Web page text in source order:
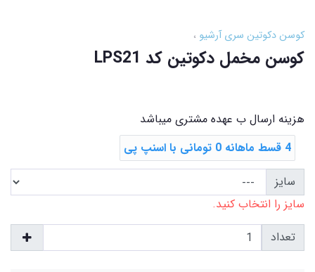
کوسن دکوتین سری آرشیو
کوسن مخمل دکوتین کد LPS21
هزینه ارسال ب عهده مشتری میباشد
4 قسط ماهانه 0 تومانی با اسنپ ‌پی
سایز
سایز را انتخاب کنید.
تعداد